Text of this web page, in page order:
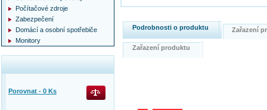
Podrobnosti o produktu Zařazení
Zařazení produktu
Počítačové zdroje
Zabezpečení
Domácí a osobní spotřebiče
Monitory
Porovnat - 0 Ks